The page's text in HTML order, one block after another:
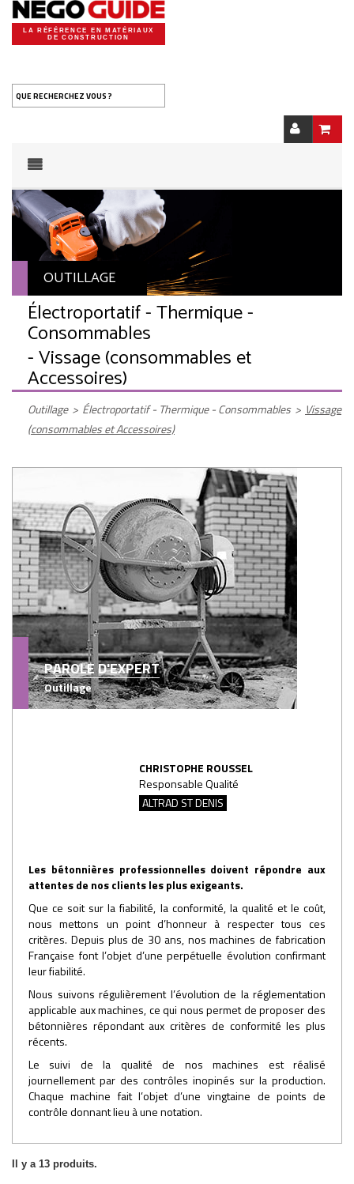
LA RÉFÉRENCE EN MATÉRIAUX
DE CONSTRUCTION
QUE RECHERCHEZ VOUS ?
OUTILLAGE
Électroportatif - Thermique -
Consommables
- Vissage (consommables et
Accessoires)
Outillage > Électroportatif - Thermique - Consommables > Vissage
(consommables et Accessoires)
PAROLE D'EXPERT
Outillage
CHRISTOPHE ROUSSEL
Responsable Qualité
ALTRAD ST DENIS
Les bétonnières professionnelles doivent répondre aux
attentes de nos clients les plus exigeants.
Que ce soit sur la fiabilité, la conformité, la qualité et le coût,
nous mettons un point d’honneur à respecter tous ces
critères. Depuis plus de 30 ans, nos machines de fabrication
Française font l’objet d’une perpétuelle évolution confirmant
leur fiabilité.
Nous suivons régulièrement l’évolution de la réglementation
applicable aux machines, ce qui nous permet de proposer des
bétonnières répondant aux critères de conformité les plus
récents.
Le suivi de la qualité de nos machines est réalisé
journellement par des contrôles inopinés sur la production.
Chaque machine fait l’objet d’une vingtaine de points de
contrôle donnant lieu à une notation.
Il y a 13 produits.